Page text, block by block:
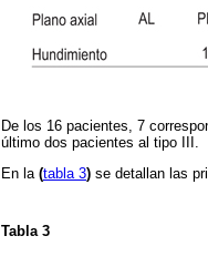
De los 16 pacientes, 7
último dos pacientes al tipo III.
En la (tabla 3) se detallan las
Tabla 3